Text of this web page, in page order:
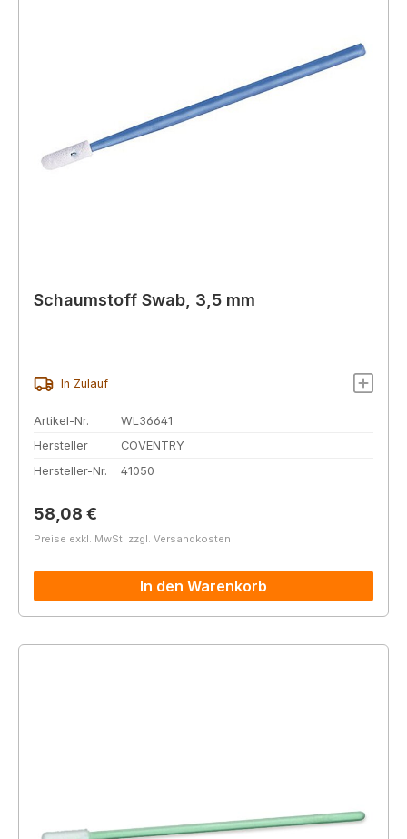
Schaumstoff Swab, 3,5 mm
In Zulauf
Artikel-Nr.
WL36641
Hersteller
COVENTRY
Hersteller-Nr.
41050
Regulärer Preis:
58,08 €
Preise exkl. MwSt. zzgl. Versandkosten
In den Warenkorb